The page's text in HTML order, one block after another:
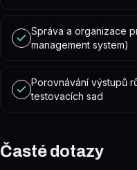
Správa a organizace
management system)
Porovnávání výstupů
testovacích sad
Časté dotazy